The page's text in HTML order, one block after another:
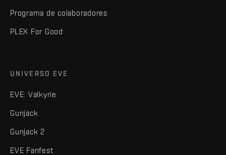
Programa de colaboradores
PLEX For Good
UNIVERSO EVE
EVE: Valkyrie
Gunjack
Gunjack 2
EVE Fanfest